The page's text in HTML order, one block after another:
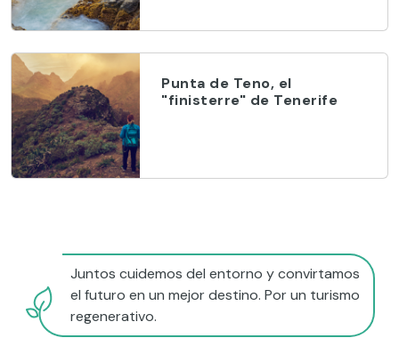
Punta de Teno, el
"finisterre" de Tenerife
Juntos cuidemos del entorno y convirtamos
el futuro en un mejor destino. Por un turismo
regenerativo.